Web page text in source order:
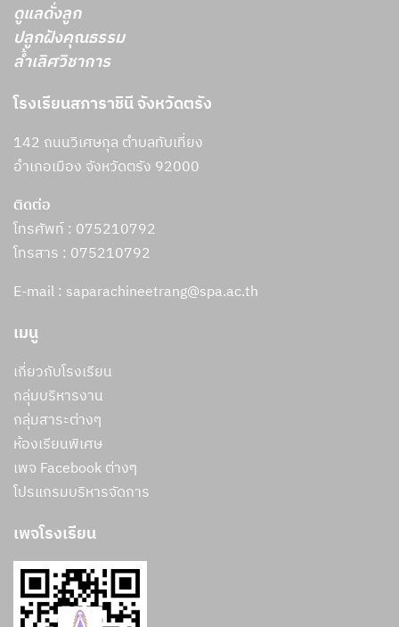
ดูแลดั่งลูก
ปลูกฝังคุณธรรม
ล้ำเลิศวิชาการ
โรงเรียนสภาราชินี จังหวัดตรัง
142 ถนนวิเศษกุล ตำบลทับเที่ยง
อำเภอเมือง จังหวัดตรัง 92000
ติดต่อ
โทรศัพท์ : 075210792
โทรสาร : 075210792
E-mail : saparachineetrang@spa.ac.th
เมนู
เกี่ยวกับโรงเรียน
กลุ่มบริหารงาน
กลุ่มสาระต่างๆ
ห้องเรียนพิเศษ
เพจ Facebook ต่างๆ
โปรแกรมบริหารจัดการ
เพจโรงเรียน